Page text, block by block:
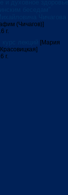
(Чичагов)]
г.
[Мария
г.